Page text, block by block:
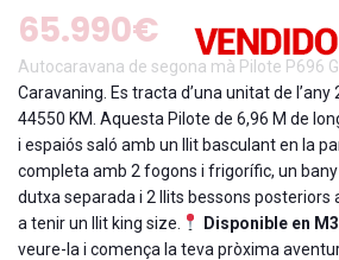
65.990€
Autocaravana de segona mà Pilote P696
Caravaning. Es tracta d’una unitat de
44550 KM. Aquesta Pilote de 6,96 M de
i espaiós saló amb un llit basculant en la
completa amb 2 fogons i frigorífic, un
dutxa separada i 2 llits bessons posteriors
a tenir un llit king size.
Disponible en
veure-la i comença la teva pròxima